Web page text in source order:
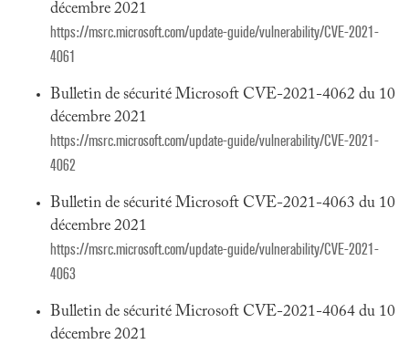
décembre 2021
https://msrc.microsoft.com/update-guide/vulnerability/CVE-2021-
4061
Bulletin de sécurité Microsoft CVE-2021-4062 du 10
décembre 2021
https://msrc.microsoft.com/update-guide/vulnerability/CVE-2021-
4062
Bulletin de sécurité Microsoft CVE-2021-4063 du 10
décembre 2021
https://msrc.microsoft.com/update-guide/vulnerability/CVE-2021-
4063
Bulletin de sécurité Microsoft CVE-2021-4064 du 10
décembre 2021